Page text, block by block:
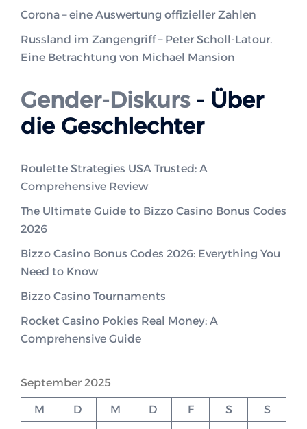
Corona – eine Auswertung offizieller Zahlen
Russland im Zangengriff – Peter Scholl-Latour.
Eine Betrachtung von Michael Mansion
Gender-Diskurs- Über
die Geschlechter
Roulette Strategies USA Trusted: A
Comprehensive Review
The Ultimate Guide to Bizzo Casino Bonus Codes
2026
Bizzo Casino Bonus Codes 2026: Everything You
Need to Know
Bizzo Casino Tournaments
Rocket Casino Pokies Real Money: A
Comprehensive Guide
September 2025
M D M D F S
S